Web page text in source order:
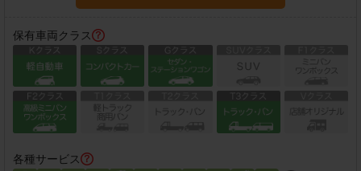
保有車両クラス
各種サービス